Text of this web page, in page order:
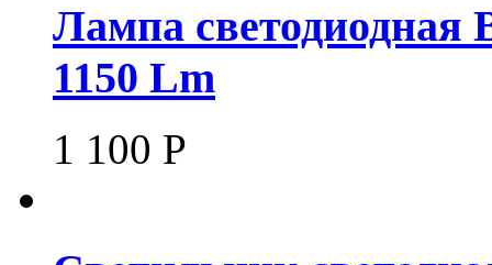
Лампа светодиодная
1150 Lm
1 100 Р